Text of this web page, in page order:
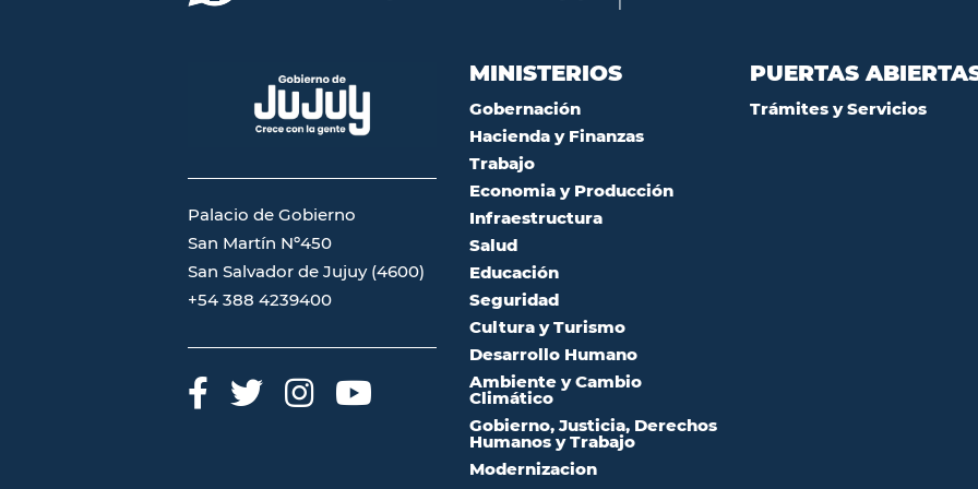
Palacio de Gobierno
San Martín Nº450
San Salvador de Jujuy (4600)
+54 388 4239400
MINISTERIOS
Gobernación
Hacienda y Finanzas
Trabajo
Economia y Producción
Infraestructura
Salud
Educación
Seguridad
Cultura y Turismo
Desarrollo Humano
Ambiente y Cambio
Climático
Gobierno, Justicia, Derechos
Humanos y Trabajo
Modernizacion
PUERTAS
Trámites y Servicios